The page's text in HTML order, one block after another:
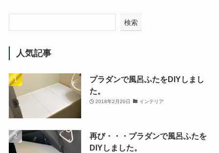
検索
人気記事
プラダンで風呂ふたをDIYしまし
た。
2018年2月20日 インテリア
再び・・・プラダンで風呂ふたを
DIYしました。